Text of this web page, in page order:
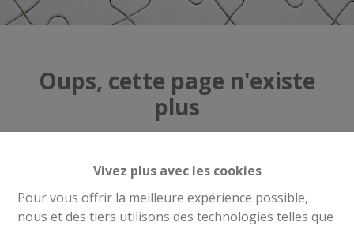
Vivez plus avec les cookies
Pour vous offrir la meilleure expérience possible,
nous et des tiers utilisons des technologies telles que
Oups, cette page n'existe
plus
À Vendre À Louer